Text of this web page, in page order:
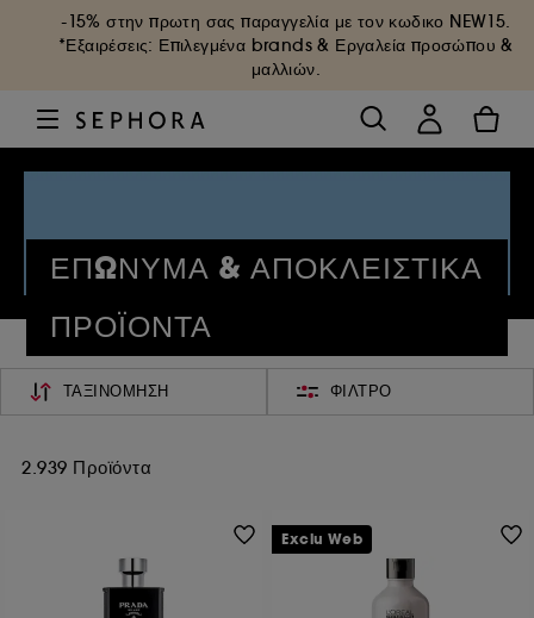
-15% στην πρωτη σας παραγγελία με τον κωδικο NEW15.
*Εξαιρέσεις: Επιλεγμένα brands & Εργαλεία προσώπου &
μαλλιών.
ΕΠΩΝΥΜΑ & ΑΠΟΚΛΕΙΣΤΙΚΑ
ΠΡΟΪΟΝΤΑ
ΤΑΞΙΝΌΜΗΣΗ ΦΊΛΤΡΟ
2.939 Προϊόντα
Exclu Web